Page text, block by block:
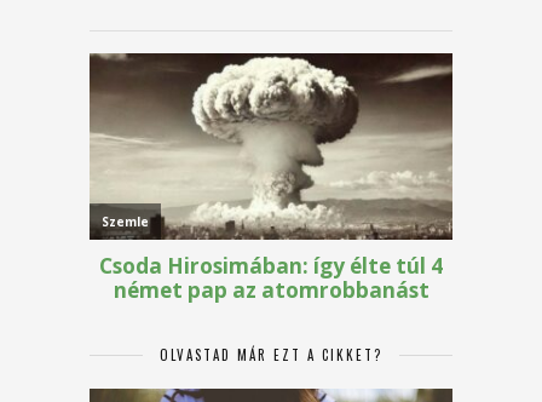
OLVASTAD MÁR EZT A CIKKET?